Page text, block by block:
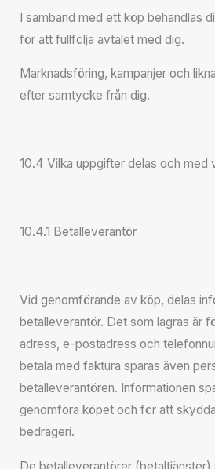
I samband med ett köp behandlas
för att fullfölja avtalet med dig.
Marknadsföring, kampanjer och
efter samtycke från dig.
10.4 Vilka uppgifter delas och med
10.4.1 Betalleverantör
Vid genomförande av köp, delas
betalleverantör. Det som lagras är
adress, e-postadress och
betala med faktura sparas även
betalleverantören. Informationen
genomföra köpet och för att
bedrägeri.
De betalleverantörer (betaltjänster)